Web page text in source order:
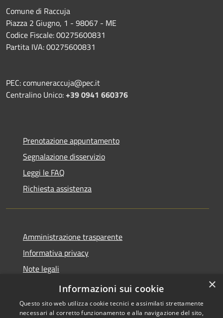
Comune di Raccuja
Piazza 2 Giugno, 1 - 98067 - ME
Codice Fiscale: 00275600831
Partita IVA: 00275600831
PEC: comuneraccuja@pec.it
Centralino Unico:+39 0941 660376
Prenotazione appuntamento
Segnalazione disservizio
Leggi le FAQ
Richiesta assistenza
Amministrazione trasparente
Informativa privacy
Note legali
Dichiarazione di accessibilità
×
Informazioni sui cookie
Questo sito web utilizza cookie tecnici e assimilati strettamente
necessari al corretto funzionamento e alla navigazione del sito,